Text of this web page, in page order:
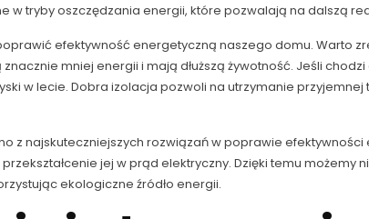
w tryby oszczędzania energii, które pozwalają na dalszą
efektywność energetyczną naszego domu. Warto
mniej energii i mają dłuższą żywotność. Jeśli
w lecie. Dobra izolacja pozwoli na utrzymanie
z najskuteczniejszych rozwiązań w poprawie
jej w prąd elektryczny. Dzięki temu możemy
ekologiczne źródło energii.